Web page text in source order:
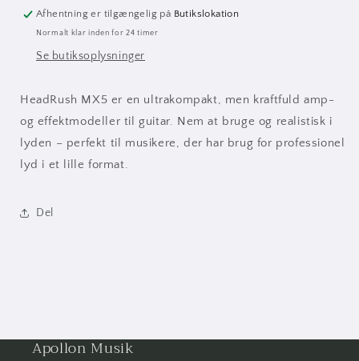
Afhentning er tilgængelig på Butikslokation
Normalt klar inden for 24 timer
Se butiksoplysninger
HeadRush MX5 er en ultrakompakt, men kraftfuld amp-
og effektmodeller til guitar. Nem at bruge og realistisk i
lyden – perfekt til musikere, der har brug for professionel
lyd i et lille format.
Del
Apollon Musik